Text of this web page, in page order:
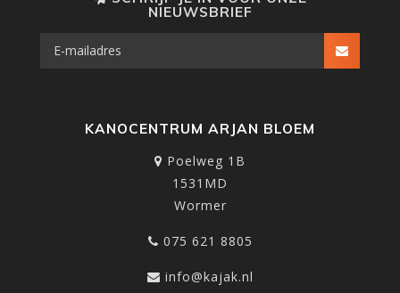
NIEUWSBRIEF
KANOCENTRUM ARJAN BLOEM
Poelweg 1B
1531MD
Wormer
075 621 8805
info@kajak.nl